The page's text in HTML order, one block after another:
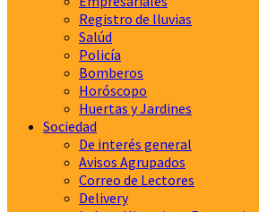
Registro de lluvias
Salúd
Policía
Bomberos
Horóscopo
Huertas y Jardines
Sociedad
De interés general
Avisos Agrupados
Correo de Lectores
Delivery